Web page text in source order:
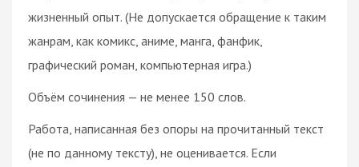
жизненный опыт. (Не допускается обращение к таким
жанрам, как комикс, аниме, манга, фанфик,
графический роман, компьютерная игра.)
Объём сочинения — не менее 150 слов.
Работа, написанная без опоры на прочитанный текст
(не по данному тексту), не оценивается. Если